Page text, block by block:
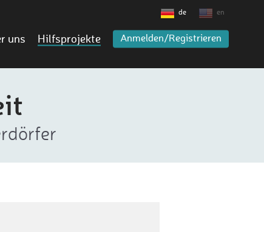
de en
uns Hilfsprojekte Anmelden/Registrieren